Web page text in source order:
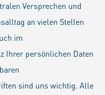
Versprechen und
an vielen Stellen
im
Ihrer persönlichen Daten
sind uns wichtig. Alle